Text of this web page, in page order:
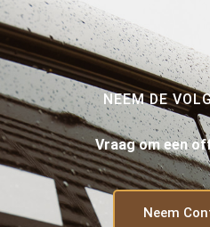
NEEM DE
Vraag om een
Neem